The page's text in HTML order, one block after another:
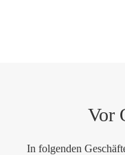
Vor
In folgenden